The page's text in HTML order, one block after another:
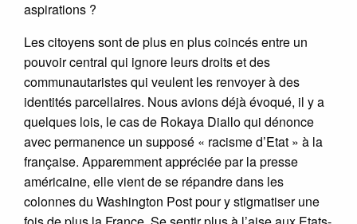
aspirations ?
Les citoyens sont de plus en plus coincés entre un
pouvoir central qui ignore leurs droits et des
communautaristes qui veulent les renvoyer à des
identités parcellaires. Nous avions déjà évoqué, il y a
quelques lois, le cas de Rokaya Diallo qui dénonce
avec permanence un supposé « racisme d’Etat » à la
française. Apparemment appréciée par la presse
américaine, elle vient de se répandre dans les
colonnes du Washington Post pour y stigmatiser une